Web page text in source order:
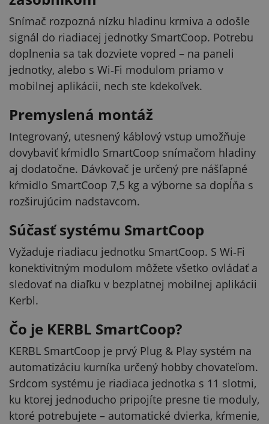
Snímač rozpozná nízku hladinu krmiva a odošle
signál do riadiacej jednotky SmartCoop. Potrebu
doplnenia sa tak dozviete vopred – na paneli
jednotky, alebo s Wi‑Fi modulom priamo v
mobilnej aplikácii, nech ste kdekoľvek.
Premyslená montáž
Integrovaný, utesnený káblový vstup umožňuje
dovybaviť kŕmidlo SmartCoop snímačom hladiny
aj dodatočne. Dávkovač je určený pre nášľapné
kŕmidlo SmartCoop 7,5 kg a výborne sa dopĺňa s
rozširujúcim nadstavcom.
Súčasť systému SmartCoop
Vyžaduje riadiacu jednotku SmartCoop. S Wi‑Fi
konektivitným modulom môžete všetko ovládať a
sledovať na diaľku v bezplatnej mobilnej aplikácii
Kerbl.
Čo je KERBL SmartCoop?
KERBL SmartCoop je prvý Plug & Play systém na
automatizáciu kurníka určený hobby chovateľom.
Srdcom systému je riadiaca jednotka s 11 slotmi,
ku ktorej jednoducho pripojíte presne tie moduly,
ktoré potrebujete – automatické dvierka, kŕmenie,